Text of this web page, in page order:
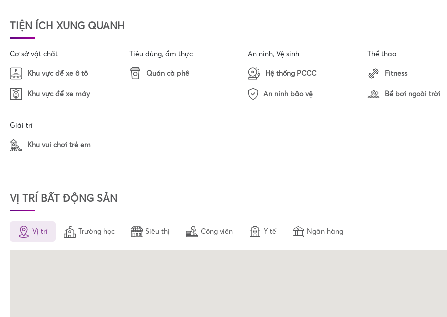
TIỆN ÍCH XUNG QUANH
Cơ sở vật chất
Khu vực để xe ô tô
Khu vực để xe máy
Tiêu dùng, ẩm thực
Quán cà phê
An ninh, Vệ sinh
Hệ thống PCCC
An ninh bảo vệ
Thể thao
Fitness
Bể bơi ngoài trời
Giải trí
Khu vui chơi trẻ em
VỊ TRÍ BẤT ĐỘNG SẢN
Vị trí Trường học Siêu thị Công viên Y tế Ngân hàng